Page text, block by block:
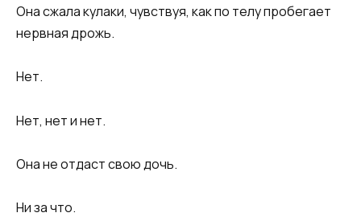
Она сжала кулаки, чувствуя, как по телу пробегает
нервная дрожь.
Нет.
Нет, нет и нет.
Она не отдаст свою дочь.
Ни за что.